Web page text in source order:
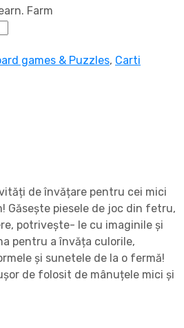
Farm
games & Puzzles, Carti
de învățare pentru cei mici
Găsește piesele de joc din fetru,
potrivește- le cu imaginile și
pentru a învăța culorile,
și sunetele de la o fermă!
de folosit de mânuțele mici și